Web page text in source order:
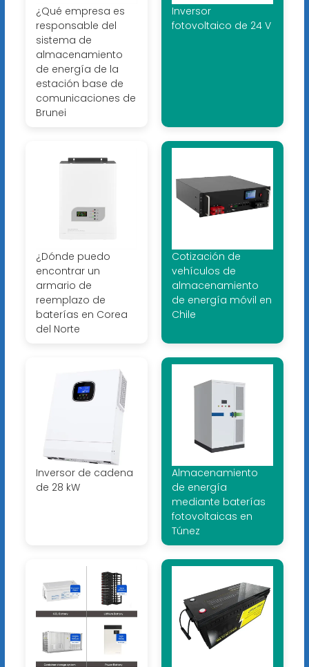
¿Qué empresa es
responsable del
sistema de
almacenamiento
de energía de la
estación base de
comunicaciones de
Brunei
Inversor
fotovoltaico de 24 V
¿Dónde puedo
encontrar un
armario de
reemplazo de
baterías en Corea
del Norte
Cotización de
vehículos de
almacenamiento
de energía móvil en
Chile
Inversor de cadena
de 28 kW
Almacenamiento
de energía
mediante baterías
fotovoltaicas en
Túnez